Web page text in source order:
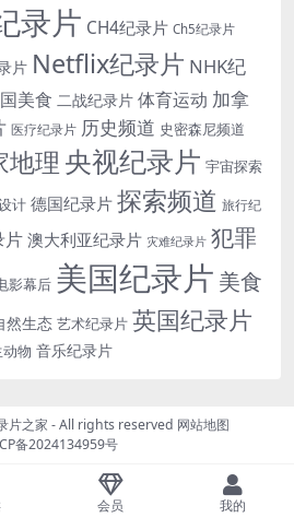
录片 CH4纪录片 Ch5纪录片
片 Netflix纪录片 NHK纪
美食 二战纪录片 体育运动 加拿
医疗纪录片 历史频道 史密森尼频道
地理 央视纪录片 宇宙探索
计 德国纪录片 探索频道 旅行纪
片 澳大利亚纪录片 灾难纪录片 犯罪
影幕后 美国纪录片 美食
然生态 艺术纪录片 英国纪录片
物 音乐纪录片
片之家 - All rights reserved 网站地图
备2024134959号
会员 我的